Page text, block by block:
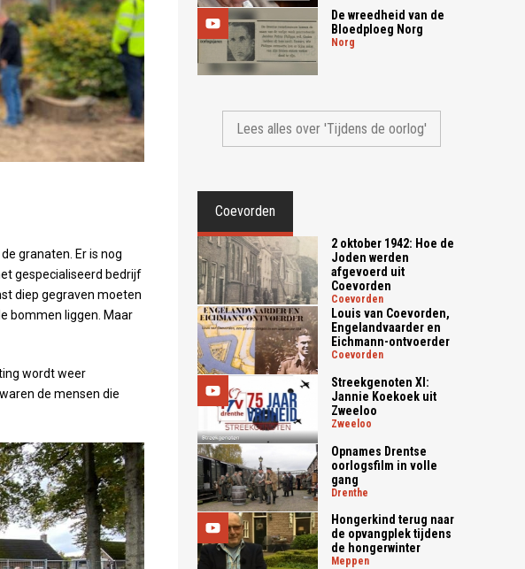
granaten. Er is nog
gespecialiseerd bedrijf
diep gegraven moeten
bommen liggen. Maar
wordt weer
de mensen die
De wreedheid van de
Bloedploeg Norg
norg
Lees alles over 'Tijdens de oorlog'
Coevorden
2 oktober 1942: Hoe de
Joden werden
afgevoerd uit
Coevorden
coevorden
Louis van Coevorden,
Engelandvaarder en
Eichmann-ontvoerder
coevorden
Streekgenoten XI:
Jannie Koekoek uit
Zweeloo
zweeloo
Opnames Drentse
oorlogsfilm in volle
gang
drenthe
Hongerkind terug naar
de opvangplek tijdens
de hongerwinter
meppen